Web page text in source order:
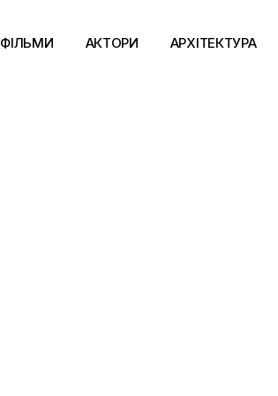
ФІЛЬМИ АКТОРИ АРХІТЕКТУРА